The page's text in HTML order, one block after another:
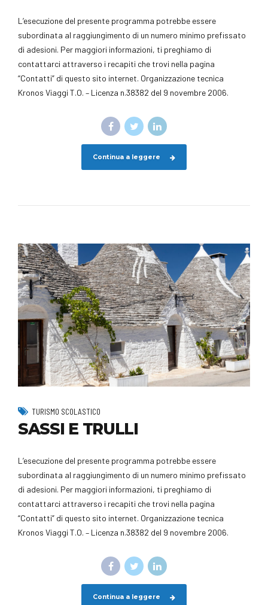
L’esecuzione del presente programma potrebbe essere
subordinata al raggiungimento di un numero minimo prefissato
di adesioni. Per maggiori informazioni, ti preghiamo di
contattarci attraverso i recapiti che trovi nella pagina
“Contatti” di questo sito internet. Organizzazione tecnica
Kronos Viaggi T.O. – Licenza n.38382 del 9 novembre 2006.
Continua a leggere
TURISMO SCOLASTICO
SASSI E TRULLI
L’esecuzione del presente programma potrebbe essere
subordinata al raggiungimento di un numero minimo prefissato
di adesioni. Per maggiori informazioni, ti preghiamo di
contattarci attraverso i recapiti che trovi nella pagina
“Contatti” di questo sito internet. Organizzazione tecnica
Kronos Viaggi T.O. – Licenza n.38382 del 9 novembre 2006.
Continua a leggere